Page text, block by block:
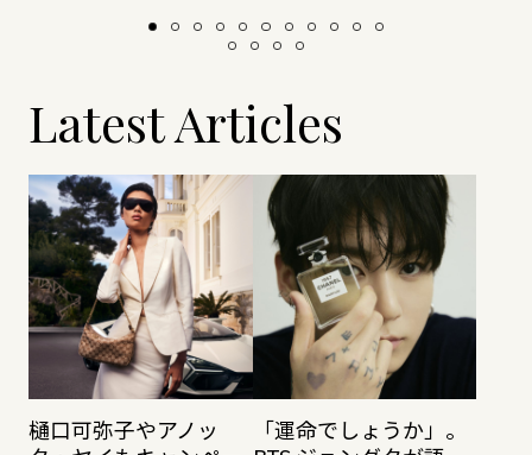
Latest Articles
樋口可弥子やアノッ
「運命でしょうか」。